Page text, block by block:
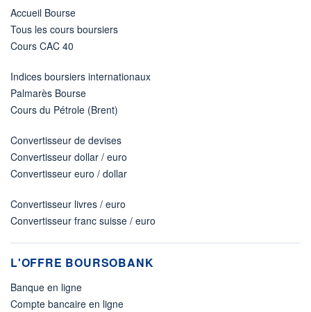
Accueil Bourse
Tous les cours boursiers
Cours CAC 40
Indices boursiers internationaux
Palmarès Bourse
Cours du Pétrole (Brent)
Convertisseur de devises
Convertisseur dollar / euro
Convertisseur euro / dollar
Convertisseur livres / euro
Convertisseur franc suisse / euro
L'OFFRE BOURSOBANK
Banque en ligne
Compte bancaire en ligne